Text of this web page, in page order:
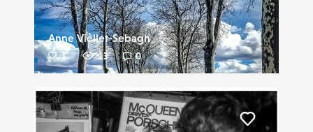
Anne Viellet-Sebagh
1 13 0